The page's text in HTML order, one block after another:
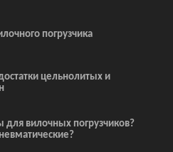
погрузчика
цельнолитых и
вилочных погрузчиков?